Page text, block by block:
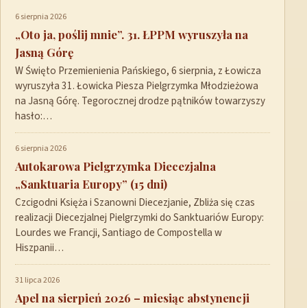
6 sierpnia 2026
„Oto ja, poślij mnie”. 31. ŁPPM wyruszyła na
Jasną Górę
W Święto Przemienienia Pańskiego, 6 sierpnia, z Łowicza
wyruszyła 31. Łowicka Piesza Pielgrzymka Młodzieżowa
na Jasną Górę. Tegorocznej drodze pątników towarzyszy
hasło:…
6 sierpnia 2026
Autokarowa Pielgrzymka Diecezjalna
„Sanktuaria Europy” (15 dni)
Czcigodni Księża i Szanowni Diecezjanie, Zbliża się czas
realizacji Diecezjalnej Pielgrzymki do Sanktuariów Europy:
Lourdes we Francji, Santiago de Compostella w
Hiszpanii…
31 lipca 2026
Apel na sierpień 2026 – miesiąc abstynencji